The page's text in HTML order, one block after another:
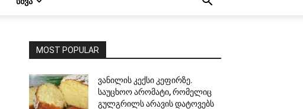
MOST POPULAR
ვანილის კექსი კეფირზე.
საუცხოო არომატი, რომელიც
გულგრილს არავის დატოვებს